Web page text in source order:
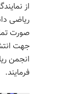
از
صورت
جهت
انجمن
فرمایند.